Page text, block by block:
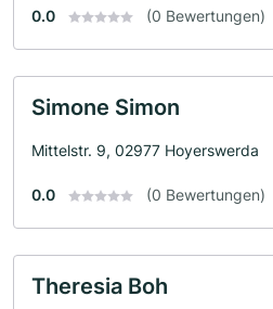
0.0 (0 Bewertungen)
Simone Simon
Mittelstr. 9, 02977 Hoyerswerda
0.0 (0 Bewertungen)
Theresia Boh